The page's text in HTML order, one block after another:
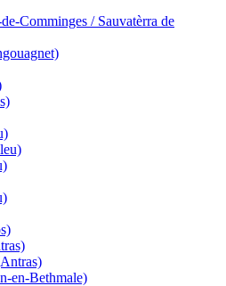
Comminges / Sauvatèrra de
en-Bethmale)